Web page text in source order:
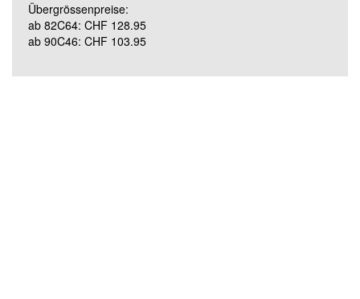
Übergrössenpreise:
ab 82C64: CHF 128.95
ab 90C46: CHF 103.95